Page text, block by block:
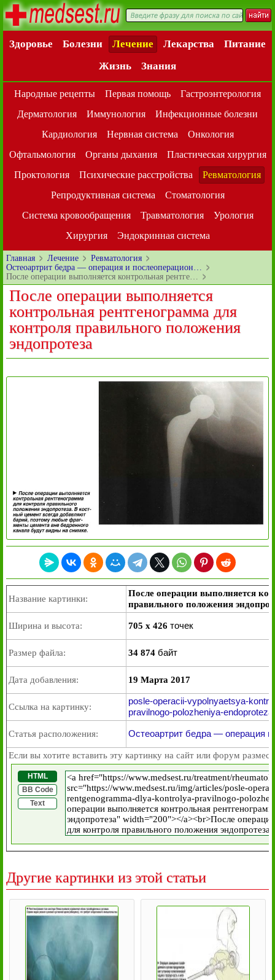
Здоровье Болезни Лечение Лекарства
Питание
Жизнь
Знания
Народные рецепты Первая помощь
Гастроэнтерология
Дерматология
Иммунология
Инфекционные болезни
Кардиология
Нервная система
Онкология
Офтальмология
Органы дыхания
Пластическая хирургия
Проктология
Психические расстройства
Ревматология
Репродуктивная система
Стоматология
Система кровообращения
Травматология
Урология
Хирургия
Эндокринная система
Главная Лечение
Ревматология
Остеоартрит бедра — операция и послеоперацион…
После операции выполняется контрольная рентге…
После операции выполняется
контрольная рентгенограмма для
контроля правильного положения
эндопротеза
Название картинки:
После операции выполняется
правильного положения
Ширина и высота: 705 x 426 точек
Размер файла: 34 874 байт
Дата добавления: 19 Марта 2017
Ссылка на картинку:
posle-operacii-vypolnyaetsya-
pravilnogo-polozheniya-
Статья расположения: Остеоартрит бедра — операция
Если вы хотите вставить эту картинку на сайт или форум
HTML
BB Code
Text
Другие картинки из этой статьи